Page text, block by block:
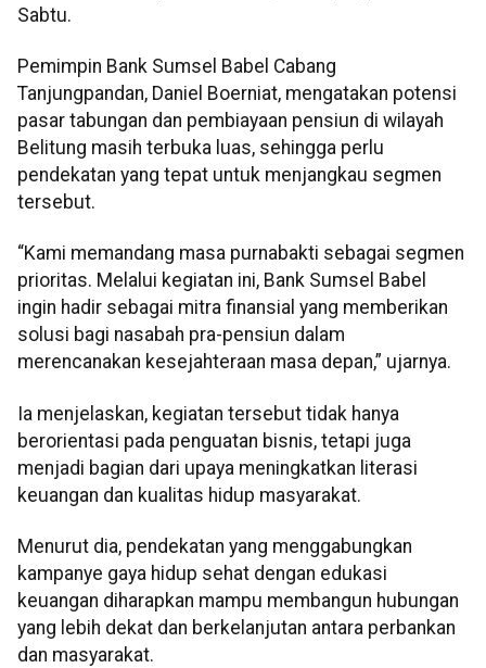
Sabtu.
Pemimpin Bank Sumsel Babel Cabang
Tanjungpandan, Daniel Boerniat, mengatakan potensi
pasar tabungan dan pembiayaan pensiun di wilayah
Belitung masih terbuka luas, sehingga perlu
pendekatan yang tepat untuk menjangkau segmen
tersebut.
“Kami memandang masa purnabakti sebagai segmen
prioritas. Melalui kegiatan ini, Bank Sumsel Babel
ingin hadir sebagai mitra finansial yang memberikan
solusi bagi nasabah pra-pensiun dalam
merencanakan kesejahteraan masa depan,” ujarnya.
Ia menjelaskan, kegiatan tersebut tidak hanya
berorientasi pada penguatan bisnis, tetapi juga
menjadi bagian dari upaya meningkatkan literasi
keuangan dan kualitas hidup masyarakat.
Menurut dia, pendekatan yang menggabungkan
kampanye gaya hidup sehat dengan edukasi
keuangan diharapkan mampu membangun hubungan
yang lebih dekat dan berkelanjutan antara perbankan
dan masyarakat.